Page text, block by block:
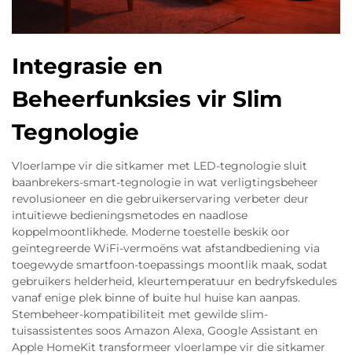
Integrasie en
Beheerfunksies vir Slim
Tegnologie
Vloerlampe vir die sitkamer met LED-tegnologie sluit
baanbrekers-smart-tegnologie in wat verligtingsbeheer
revolusioneer en die gebruikerservaring verbeter deur
intuïtiewe bedieningsmetodes en naadlose
koppelmoontlikhede. Moderne toestelle beskik oor
geïntegreerde WiFi-vermoëns wat afstandbediening via
toegewyde smartfoon-toepassings moontlik maak, sodat
gebruikers helderheid, kleurtemperatuur en bedryfskedules
vanaf enige plek binne of buite hul huise kan aanpas.
Stembeheer-kompatibiliteit met gewilde slim-
tuisassistentes soos Amazon Alexa, Google Assistant en
Apple HomeKit transformeer vloerlampe vir die sitkamer